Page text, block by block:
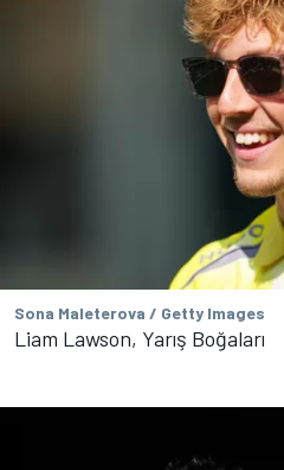
Sona Maleterova / Getty Images
Liam Lawson, Yarış Boğaları